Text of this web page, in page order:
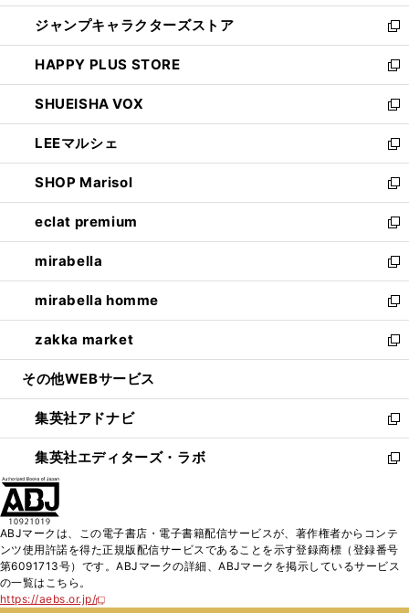
開
く
ウ
ィ
ン
ド
ウ
で
開
く
し
い
ウ
ィ
ン
ド
ウ
で
開
く
ジャンプキャラクターズストア
新
し
い
ウ
ィ
ン
ド
ウ
で
開
く
HAPPY PLUS STORE
新
し
い
ウ
ィ
ン
ド
ウ
で
開
く
SHUEISHA VOX
新
し
い
ウ
ィ
ン
ド
ウ
で
開
く
LEEマルシェ
新
し
い
ウ
ィ
ン
ド
ウ
で
開
く
SHOP Marisol
新
し
い
ウ
ィ
ン
ド
ウ
で
開
eclat premium
新
し
い
ウ
ィ
ン
ド
ウ
開
く
mirabella
新
し
い
ウ
ィ
ン
ウ
で
開
く
mirabella homme
新
し
い
ウ
ン
ド
ウ
で
zakka market
新
し
ウ
ィ
ン
ド
く
その他WEBサービス
集英社アドナビ
新
し
い
ド
ウ
で
集英社エディターズ・ラボ
新
ィ
ン
ABJマークは、この電子書店・電子書籍配信サービスが、著作権者からコンテ
ンツ使用許諾を得た正規版配信サービスであることを示す登録商標（登録番号
第6091713号）です。ABJマークの詳細、ABJマークを掲示しているサービス
の一覧はこちら。
https://aebs.or.jp/
新